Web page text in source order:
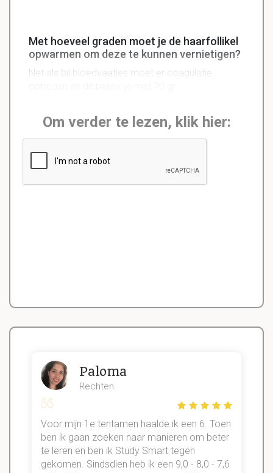
Met hoeveel graden moet je de haarfollikel
opwarmen om deze te kunnen vernietigen?
Net als bij bloedvaatjes moet er coagulatie
Om verder te lezen, klik hier:
Paloma
Rechten
Voor mijn 1e tentamen haalde ik een 6. Toen
ben ik gaan zoeken naar manieren om beter
te leren en ben ik Study Smart tegen
gekomen. Sindsdien heb ik een 9,0 - 8,0 - 7,6